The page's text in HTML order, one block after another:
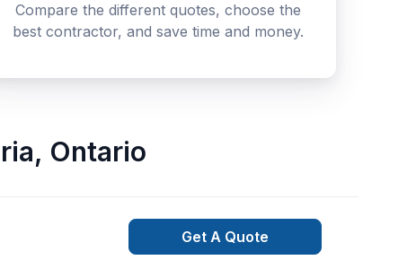
Compare the different quotes, choose the
best contractor, and save time and money.
, Ontario
Get A Quote